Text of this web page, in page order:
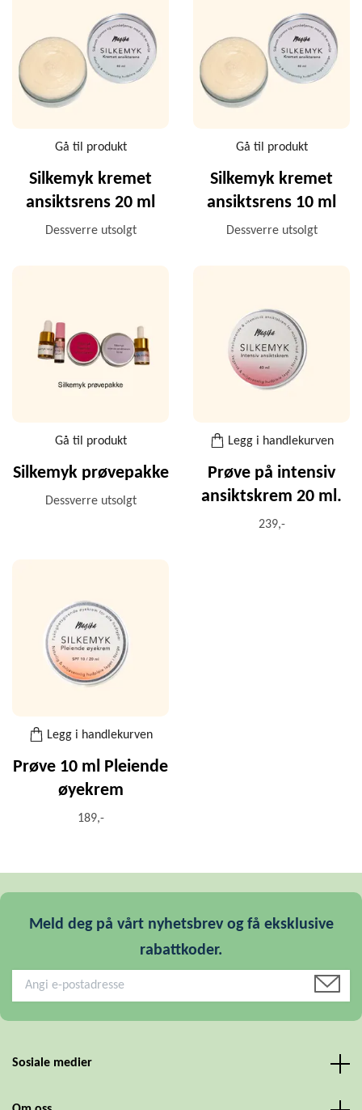
Gå til produkt
Silkemyk kremet
ansiktsrens 20 ml
Dessverre utsolgt
Gå til produkt
Silkemyk kremet
ansiktsrens 10 ml
Dessverre utsolgt
Gå til produkt
Silkemyk prøvepakke
Dessverre utsolgt
Legg i handlekurven
Prøve på intensiv
ansiktskrem 20 ml.
239,-
Legg i handlekurven
Prøve 10 ml Pleiende
øyekrem
189,-
Meld deg på vårt nyhetsbrev og få eksklusive
rabattkoder.
Sosiale medier